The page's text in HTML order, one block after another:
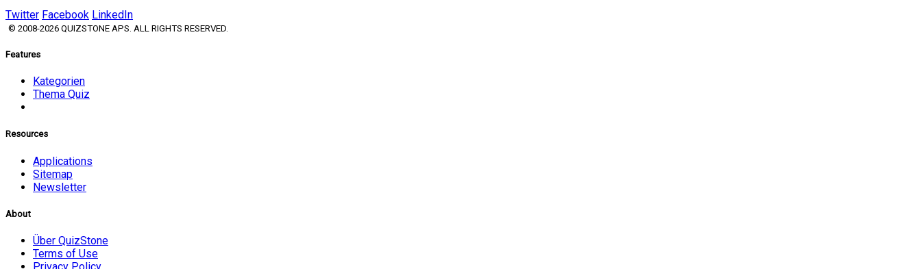
Twitter Facebook LinkedIn
© 2008-2026 QUIZSTONE APS. ALL RIGHTS RESERVED.
Features
Kategorien
Thema Quiz
Resources
Applications
Sitemap
Newsletter
About
Über QuizStone
Terms of Use